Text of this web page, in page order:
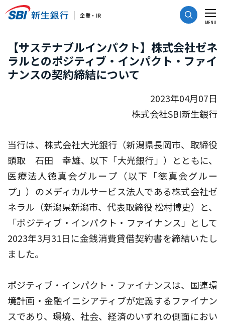
CLOSE
MENU
【サステナブルインパクト】株式会社ゼネ
ラルとのポジティブ・インパクト・ファイ
ナンスの契約締結について
2023年04月07日
株式会社SBI新生銀行
当行は、株式会社大光銀行（新潟県長岡市、取締役
頭取 石田 幸雄、以下「大光銀行」）とともに、
医療法人徳真会グループ（以下「徳真会グルー
プ」）のメディカルサービス法人である株式会社ゼ
ネラル（新潟県新潟市、代表取締役 松村博史）と、
「ポジティブ・インパクト・ファイナンス」として
2023年3月31日に金銭消費貸借契約書を締結いたし
ました。
ポジティブ・インパクト・ファイナンスは、国連環
境計画・金融イニシアティブが定義するファイナン
スであり、環境、社会、経済のいずれの側面におい
企業・IR